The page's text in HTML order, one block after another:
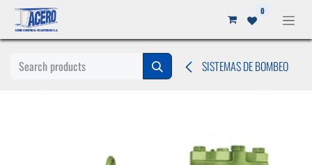
Ir al contenido 0
SISTEMAS DE BOMBEO